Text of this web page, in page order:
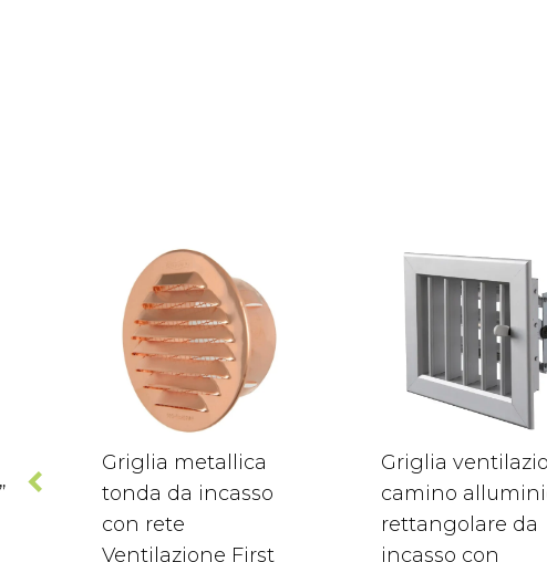
Griglia metallica
tonda da incasso
con rete
Ventilazione First
Griglia
camino
rettangolare da
incasso con